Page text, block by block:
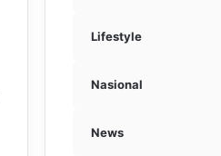
Lifestyle
Nasional
News